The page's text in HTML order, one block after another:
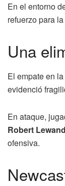
En el entorno
refuerzo para
Una
El empate en
evidenció
En ataque,
Robert
ofensiva.